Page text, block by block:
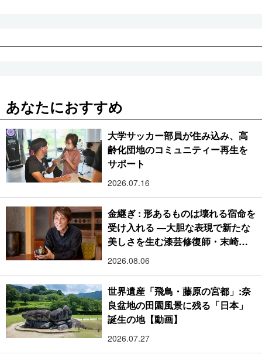
あなたにおすすめ
大学サッカー部員が住み込み、高
齢化団地のコミュニティー再生を
サポート
2026.07.16
金継ぎ : 形あるものは壊れる宿命を
受け入れる ―大胆な表現で新たな
美しさを生む漆芸修復師・末崎広
樹
2026.08.06
世界遺産「飛鳥・藤原の宮都」:奈
良盆地の田園風景に残る「日本」
誕生の地【動画】
2026.07.27